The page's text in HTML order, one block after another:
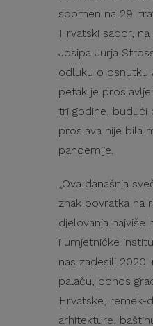
spomen na 29.
Hrvatski sabor,
Josipa Jurja
odluku o osnutku
petak je
tri godine, budući
proslava nije bila
pandemije.
„Ova današnja
znak povratka na
djelovanja najviše
i umjetničke
nas zadesili 2020.
palaču, ponos
Hrvatske, remek-
arhitekture,